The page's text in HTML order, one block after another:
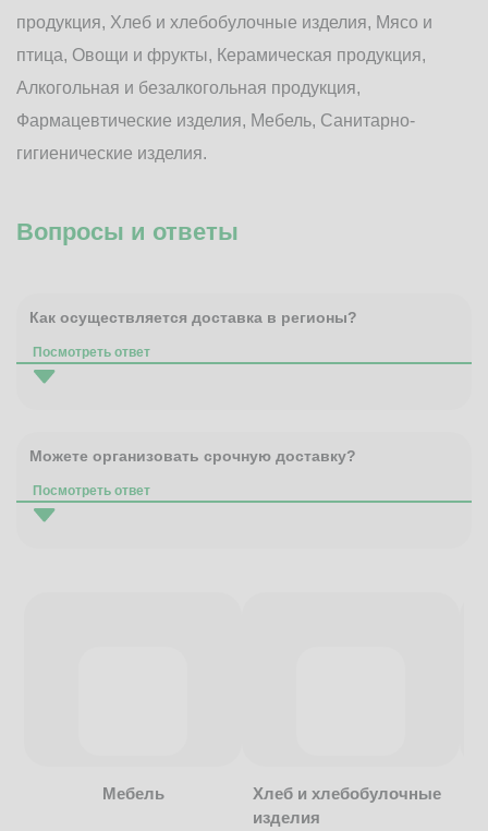
продукция, Хлеб и хлебобулочные изделия, Мясо и
птица, Овощи и фрукты, Керамическая продукция,
Алкогольная и безалкогольная продукция,
Фармацевтические изделия, Мебель, Санитарно-
гигиенические изделия.
Вопросы и ответы
Как осуществляется доставка в регионы?
Посмотреть ответ
Можете организовать срочную доставку?
Посмотреть ответ
Мебель
Хлеб и хлебобулочные
изделия